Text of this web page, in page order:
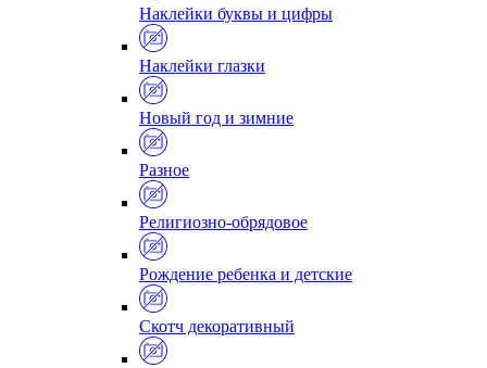
Наклейки буквы и цифры
Наклейки глазки
Новый год и зимние
Разное
Религиозно-обрядовое
Рождение ребенка и детские
Скотч декоративный